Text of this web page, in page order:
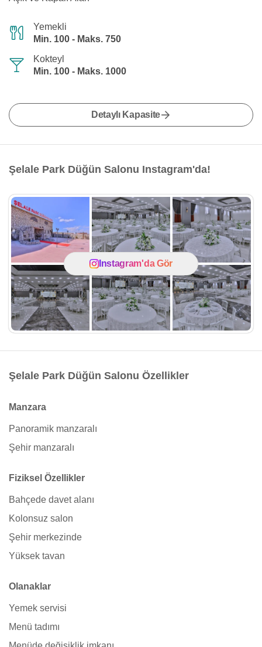
Yemekli
Min. 100 - Maks. 750
Kokteyl
Min. 100 - Maks. 1000
Detaylı Kapasite
Şelale Park Düğün Salonu Instagram'da!
Instagram'da Gör
Şelale Park Düğün Salonu Özellikler
Manzara
Panoramik manzaralı
Şehir manzaralı
Fiziksel Özellikler
Bahçede davet alanı
Kolonsuz salon
Şehir merkezinde
Yüksek tavan
Olanaklar
Yemek servisi
Menü tadımı